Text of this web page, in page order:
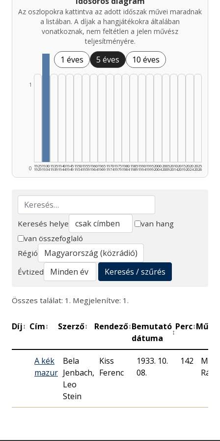
Az oszlopokra kattintva az adott időszak művei maradnak
a listában. A díjak a hangjátékokra általában
vonatkoznak, nem feltétlen a jelen művész
teljesítményére.
1 éves 5 éves 10 éves
0
1
1925
1929
1930
1934
1935
1939
1940
1944
1945
1949
1950
1954
1955
1959
1960
1964
1965
1969
1970
1974
1975
1979
1980
1984
1985
1989
1990
1994
1995
1999
2000
2004
2005
2009
2010
2014
2015
2019
2020
2024
2025
2026
Keresés
Keresés helye
van hang
van összefoglaló
Régió
Évtized
Keresés / szűrés
Összes találat: 1. Megjelenítve: 1.
Díj↕ Cím↕ Szerző↕ Rendező↕Bemutató
dátuma
↕
Perc↕
A kék
mazur
Bela
Jenbach,
Leo
Stein
Kiss
Ferenc
1933. 10.
08.
142